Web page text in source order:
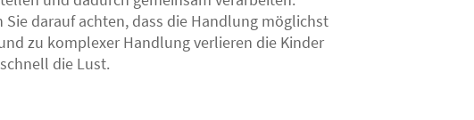
darauf achten, dass die Handlung möglichst
zu komplexer Handlung verlieren die Kinder
die Lust.